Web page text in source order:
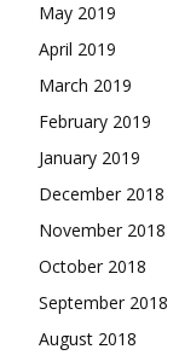
May 2019
April 2019
March 2019
February 2019
January 2019
December 2018
November 2018
October 2018
September 2018
August 2018